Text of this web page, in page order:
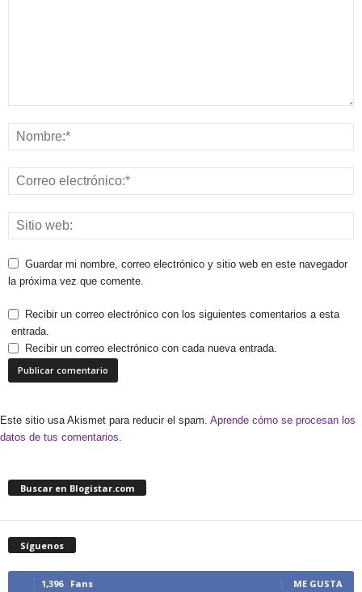
Guardar mi nombre, correo electrónico y sitio web en este navegador
la próxima vez que comente.
Recibir un correo electrónico con los siguientes comentarios a esta
entrada.
Recibir un correo electrónico con cada nueva entrada.
Este sitio usa Akismet para reducir el spam. Aprende cómo se procesan los
datos de tus comentarios.
Buscar en Blogistar.com
Síguenos
1,396 Fans ME GUSTA